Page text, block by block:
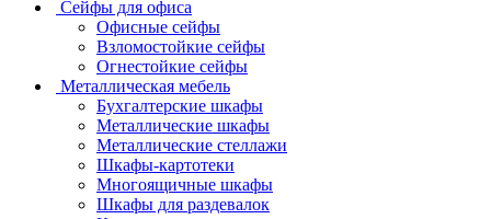
Сейфы для офиса
Офисные сейфы
Взломостойкие сейфы
Огнестойкие сейфы
Металлическая мебель
Бухгалтерские шкафы
Металлические шкафы
Металлические стеллажи
Шкафы-картотеки
Многоящичные шкафы
Шкафы для раздевалок